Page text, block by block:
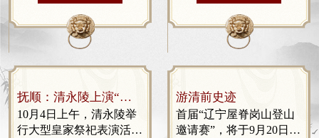
长假期间，游客在抚顺市
新...
庆、道光等皇帝曾先后九
次来到永陵祭祖，使永陵
抚顺：清永陵上演“皇
家祭祀”
10月4日上午，清永陵举
行大型皇家祭祀表演活
游清前史迹
首届“辽宁屋脊岗山登山
邀请赛”，将于9月20日在